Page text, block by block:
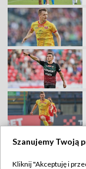
Szanujemy Twoją
Kliknij "Akceptuję i